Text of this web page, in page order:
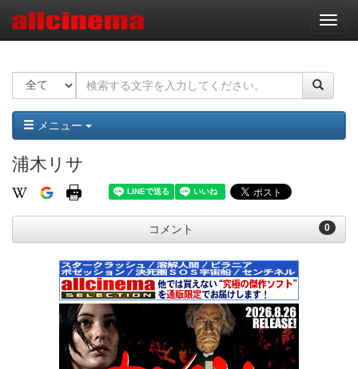
ナ
ビ
ー
ョ
ン
メニュー
浦木リサ
0
コメント